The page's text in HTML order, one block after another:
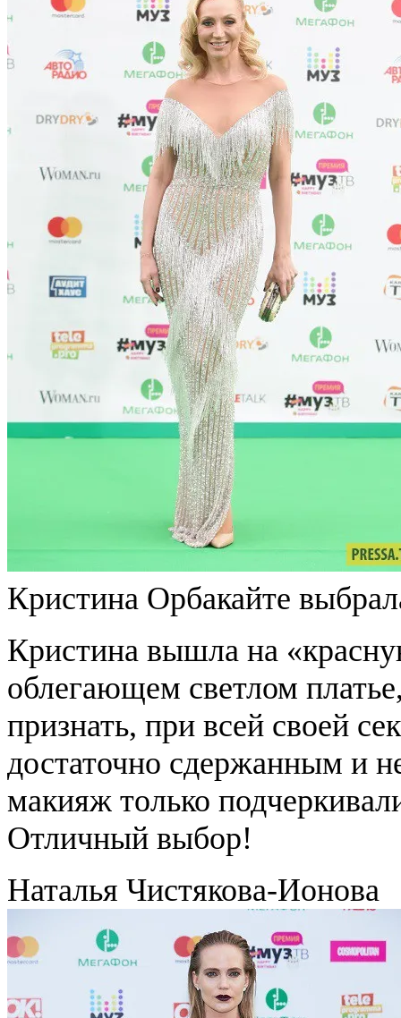
Кристина Орбакайте
Кристина вышла на
облегающем светлом
признать, при всей своей
достаточно сдержанным и
макияж только
Отличный выбор!
Наталья Чистякова-Ионова